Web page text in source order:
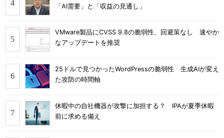
「AI需要」と「収益の見通し」
VMware製品にCVSS 9.8の脆弱性、回避策なし 速やか
なアップデートを推奨
25ドルで見つかったWordPressの脆弱性 生成AIが変え
た攻防の時間軸
休暇中の自社機器が攻撃に加担する？ IPAが夏季休暇
前に求める備え